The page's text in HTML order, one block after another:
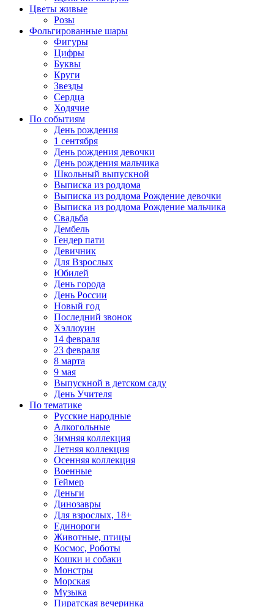
Цветы живые
Розы
Фольгированные шары
Фигуры
Цифры
Буквы
Круги
Звезды
Сердца
Ходячие
По событиям
День рождения
1 сентября
День рождения девочки
День рождения мальчика
Школьный выпускной
Выписка из роддома
Выписка из роддома Рождение девочки
Выписка из роддома Рождение мальчика
Свадьба
Дембель
Гендер пати
Девичник
Для Взрослых
Юбилей
День города
День России
Новый год
Последний звонок
Хэллоуин
14 февраля
23 февраля
8 марта
9 мая
Выпускной в детском саду
День Учителя
По тематике
Русские народные
Алкогольные
Зимняя коллекция
Летняя коллекция
Осенняя коллекция
Военные
Геймер
Деньги
Динозавры
Для взрослых, 18+
Единороги
Животные, птицы
Космос, Роботы
Кошки и собаки
Монстры
Морская
Музыка
Пиратская вечеринка